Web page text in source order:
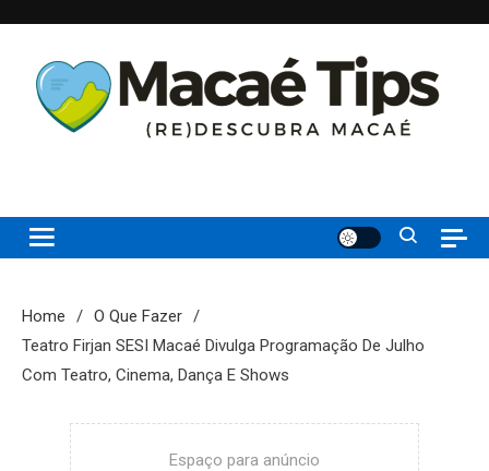
content
Princesinha do Atlântico
Home
O Que Fazer
Teatro Firjan SESI Macaé Divulga Programação De Julho
Com Teatro, Cinema, Dança E Shows
Espaço para anúncio